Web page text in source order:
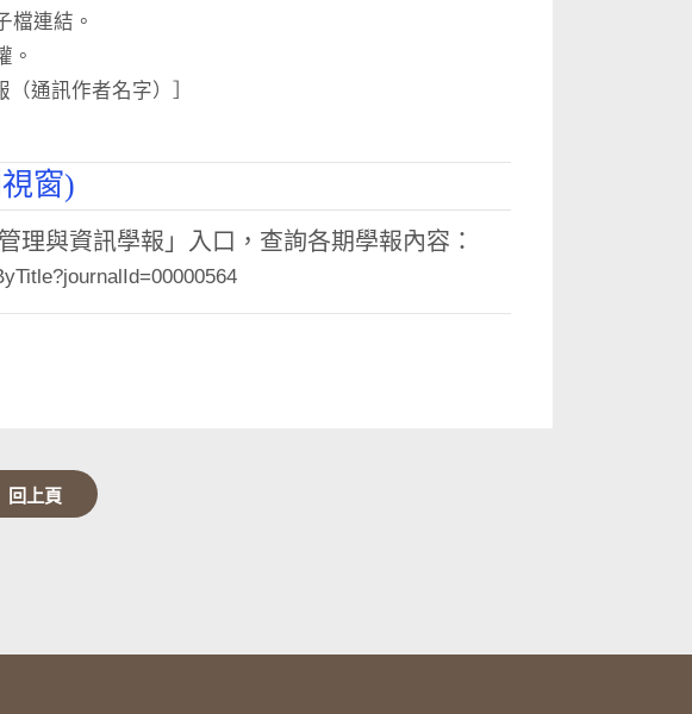
檔連結。
。
通訊作者名字）］
窗)
理與資訊學報」入口，查詢各期學報內容：
回上頁